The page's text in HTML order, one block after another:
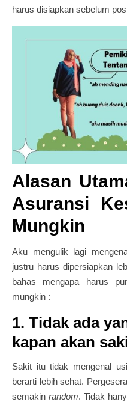
harus disiapkan sebelum
Alasan
Asuransi
Mungkin
Aku mengulik lagi
justru harus dipersiapkan
bahas mengapa harus
mungkin :
1. Tidak ada
kapan akan
Sakit itu tidak mengenal
berarti lebih sehat.
semakinrandom. Tidak